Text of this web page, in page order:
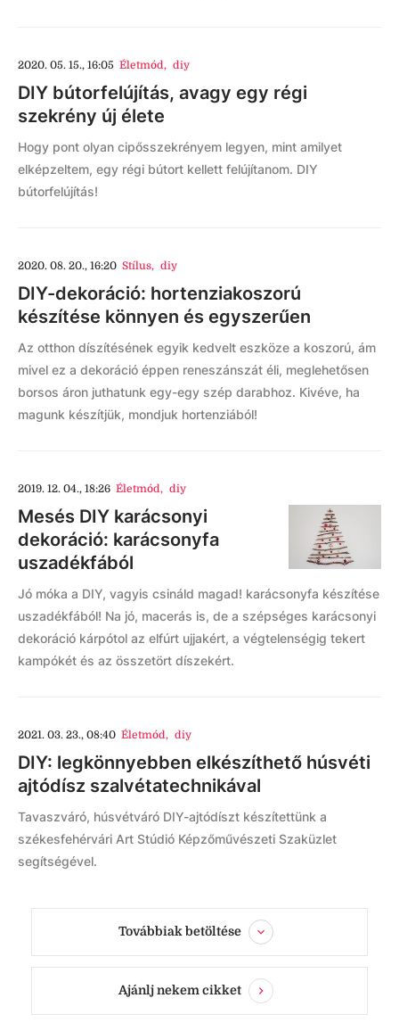
2020. 05. 15., 16:05 Életmód, diy
DIY bútorfelújítás, avagy egy régi
szekrény új élete
Hogy pont olyan cipősszekrényem legyen, mint amilyet
elképzeltem, egy régi bútort kellett felújítanom. DIY
bútorfelújítás!
2020. 08. 20., 16:20 Stílus, diy
DIY-dekoráció: hortenziakoszorú
készítése könnyen és egyszerűen
Az otthon díszítésének egyik kedvelt eszköze a koszorú, ám
mivel ez a dekoráció éppen reneszánszát éli, meglehetősen
borsos áron juthatunk egy-egy szép darabhoz. Kivéve, ha
magunk készítjük, mondjuk hortenziából!
2019. 12. 04., 18:26 Életmód, diy
Mesés DIY karácsonyi
dekoráció: karácsonyfa
uszadékfából
Jó móka a DIY, vagyis csináld magad! karácsonyfa készítése
uszadékfából! Na jó, macerás is, de a szépséges karácsonyi
dekoráció kárpótol az elfúrt ujjakért, a végtelenségig tekert
kampókét és az összetört díszekért.
2021. 03. 23., 08:40 Életmód, diy
DIY: legkönnyebben elkészíthető húsvéti
ajtódísz szalvétatechnikával
Tavaszváró, húsvétváró DIY-ajtódíszt készítettünk a
székesfehérvári Art Stúdió Képzőművészeti Szaküzlet
segítségével.
Továbbiak betöltése
Ajánlj nekem cikket